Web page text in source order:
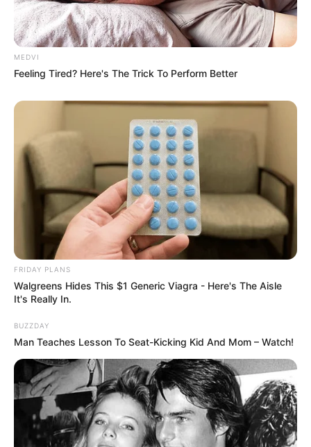
เวลา 10.29 – 12.49 น.
– วันพุธที่ 24 กรกฎาคม 2562
– วันพฤหัสบดีที่ 25 กรกฎาคม 2562
เวลา 11.29 – 14.19 น.
– วันศุกร์ที่ 26 กรกฎาคม 2562
เวลา 10.29 – 12.49 น.
MEDVI
Feeling Tired? Here's The Trick To Perform Better
FRIDAY PLANS
Walgreens Hides This $1 Generic Viagra - Here's The Aisle
It's Really In.
BUZZDAY
Man Teaches Lesson To Seat-Kicking Kid And Mom – Watch!